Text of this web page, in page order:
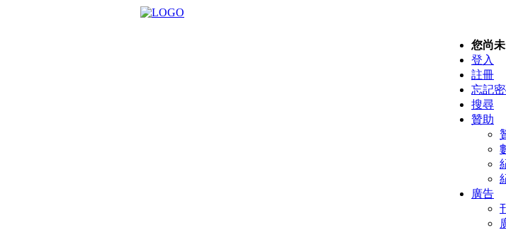
您尚未
登入
註冊
忘記
搜尋
贊助
廣告